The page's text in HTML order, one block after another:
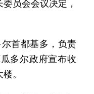
员会会议决定，
首都基多，负责
多尔政府宣布收
。